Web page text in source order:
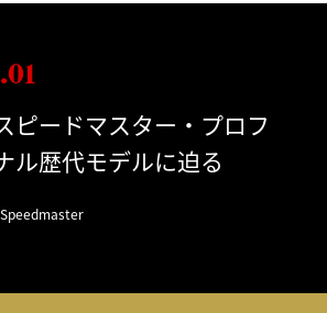
ピードマスター・プロフ
ル歴代モデルに迫る